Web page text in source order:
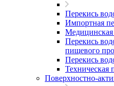
Перекись
Импортная
Медицинская
Перекись
пищевого
Перекись
Техническая
Поверхностно-